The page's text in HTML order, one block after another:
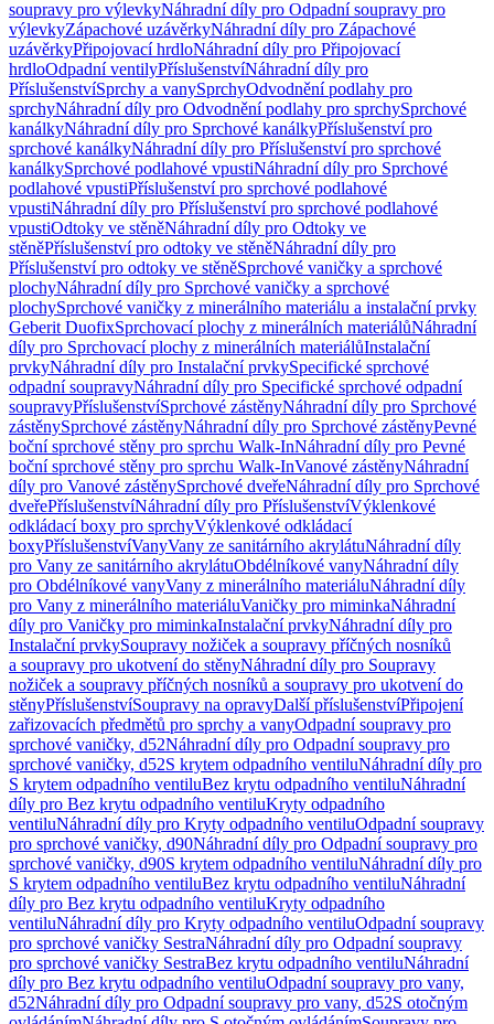
soupravy pro výlevkyNáhradní díly pro Odpadní soupravy pro
výlevkyZápachové uzávěrkyNáhradní díly pro Zápachové
uzávěrkyPřipojovací hrdloNáhradní díly pro Připojovací
hrdloOdpadní ventilyPříslušenstvíNáhradní díly pro
PříslušenstvíSprchy a vanySprchyOdvodnění podlahy pro
sprchyNáhradní díly pro Odvodnění podlahy pro sprchySprchové
kanálkyNáhradní díly pro Sprchové kanálkyPříslušenství pro
sprchové kanálkyNáhradní díly pro Příslušenství pro sprchové
kanálkySprchové podlahové vpustiNáhradní díly pro Sprchové
podlahové vpustiPříslušenství pro sprchové podlahové
vpustiNáhradní díly pro Příslušenství pro sprchové podlahové
vpustiOdtoky ve stěněNáhradní díly pro Odtoky ve
stěněPříslušenství pro odtoky ve stěněNáhradní díly pro
Příslušenství pro odtoky ve stěněSprchové vaničky a sprchové
plochyNáhradní díly pro Sprchové vaničky a sprchové
plochySprchové vaničky z minerálního materiálu a instalační prvky
Geberit DuofixSprchovací plochy z minerálních materiálůNáhradní
díly pro Sprchovací plochy z minerálních materiálůInstalační
prvkyNáhradní díly pro Instalační prvkySpecifické sprchové
odpadní soupravyNáhradní díly pro Specifické sprchové odpadní
soupravyPříslušenstvíSprchové zástěnyNáhradní díly pro Sprchové
zástěnySprchové zástěnyNáhradní díly pro Sprchové zástěnyPevné
boční sprchové stěny pro sprchu Walk-InNáhradní díly pro Pevné
boční sprchové stěny pro sprchu Walk-InVanové zástěnyNáhradní
díly pro Vanové zástěnySprchové dveřeNáhradní díly pro Sprchové
dveřePříslušenstvíNáhradní díly pro PříslušenstvíVýklenkové
odkládací boxy pro sprchyVýklenkové odkládací
boxyPříslušenstvíVanyVany ze sanitárního akrylátuNáhradní díly
pro Vany ze sanitárního akrylátuObdélníkové vanyNáhradní díly
pro Obdélníkové vanyVany z minerálního materiáluNáhradní díly
pro Vany z minerálního materiáluVaničky pro miminkaNáhradní
díly pro Vaničky pro miminkaInstalační prvkyNáhradní díly pro
Instalační prvkySoupravy nožiček a soupravy příčných nosníků
a soupravy pro ukotvení do stěnyNáhradní díly pro Soupravy
nožiček a soupravy příčných nosníků a soupravy pro ukotvení do
stěnyPříslušenstvíSoupravy na opravyDalší příslušenstvíPřipojení
zařizovacích předmětů pro sprchy a vanyOdpadní soupravy pro
sprchové vaničky, d52Náhradní díly pro Odpadní soupravy pro
sprchové vaničky, d52S krytem odpadního ventiluNáhradní díly pro
S krytem odpadního ventiluBez krytu odpadního ventiluNáhradní
díly pro Bez krytu odpadního ventiluKryty odpadního
ventiluNáhradní díly pro Kryty odpadního ventiluOdpadní soupravy
pro sprchové vaničky, d90Náhradní díly pro Odpadní soupravy pro
sprchové vaničky, d90S krytem odpadního ventiluNáhradní díly pro
S krytem odpadního ventiluBez krytu odpadního ventiluNáhradní
díly pro Bez krytu odpadního ventiluKryty odpadního
ventiluNáhradní díly pro Kryty odpadního ventiluOdpadní soupravy
pro sprchové vaničky SestraNáhradní díly pro Odpadní soupravy
pro sprchové vaničky SestraBez krytu odpadního ventiluNáhradní
díly pro Bez krytu odpadního ventiluOdpadní soupravy pro vany,
d52Náhradní díly pro Odpadní soupravy pro vany, d52S otočným